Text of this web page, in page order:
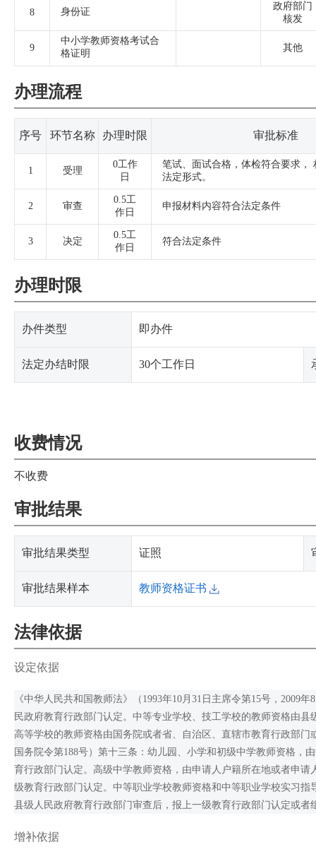
8 身份证
政府部门
核发
9
中小学教师资格考试合
格证明
其他
办理流程
序号 环节名称 办理时限 审批标准
1 受理
0工作
日
笔试、面试合格，体检符合要求，
法定形式。
2 审查
0.5工
作日
申报材料内容符合法定条件
3 决定
0.5工
作日
符合法定条件
办理时限
办件类型 即办件
法定办结时限 30个工作日
收费情况
不收费
审批结果
审批结果类型 证照
审批结果样本 教师资格证书
法律依据
设定依据
《中华人民共和国教师法》（1993年10月31日主席令第15号，2009
民政府教育行政部门认定。中等专业学校、技工学校的教师资格由
高等学校的教师资格由国务院或者省、自治区、直辖市教育行政部
国务院令第188号）第十三条：幼儿园、小学和初级中学教师资格，
育行政部门认定。高级中学教师资格，由申请人户籍所在地或者申
级教育行政部门认定。中等职业学校教师资格和中等职业学校实习
县级人民政府教育行政部门审查后，报上一级教育行政部门认定或者
增补依据